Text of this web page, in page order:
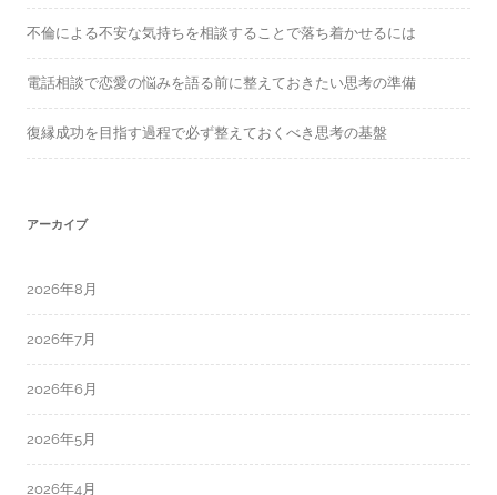
不倫による不安な気持ちを相談することで落ち着かせるには
電話相談で恋愛の悩みを語る前に整えておきたい思考の準備
復縁成功を目指す過程で必ず整えておくべき思考の基盤
アーカイブ
2026年8月
2026年7月
2026年6月
2026年5月
2026年4月